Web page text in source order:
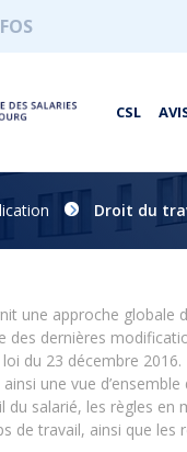
CSL
Droit du
une approche globale
des dernières
du 23 décembre 2016.
ainsi une vue
du salarié, les règles
de travail, ainsi que les